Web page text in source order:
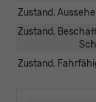
Zustand,
Zustand,
Zustand,